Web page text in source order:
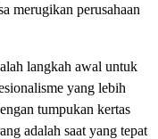
merugikan perusahaan
langkah awal untuk
yang lebih
tumpukan kertas
adalah saat yang tepat